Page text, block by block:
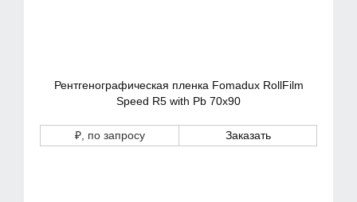
Рентгенографическая пленка Fomadux RollFilm
Speed R5 with Pb 70х90
₽, по запросу Заказать